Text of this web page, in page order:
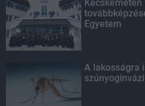
Egyetem
A lakosságra